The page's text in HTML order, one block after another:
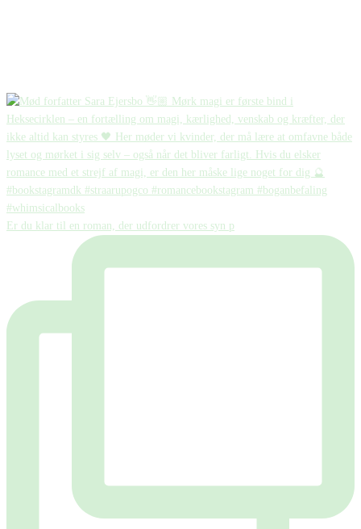
Er du klar til en roman, der udfordrer vores syn p